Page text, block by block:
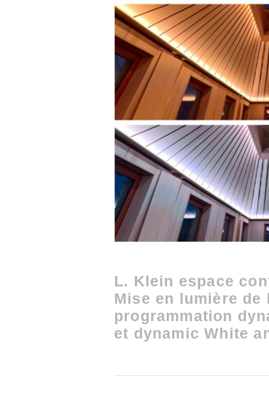
L. Klein espace
Mise en lumière de
programmation
et dynamic White